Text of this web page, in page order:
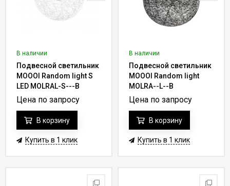
В наличии
Подвесной светильник
MOOOI Random light S
LED MOLRAL-S---B
Цена по запросу
В корзину
Купить в 1 клик
В наличии
Подвесной светильник
MOOOI Random light
MOLRA--L--B
Цена по запросу
В корзину
Купить в 1 клик